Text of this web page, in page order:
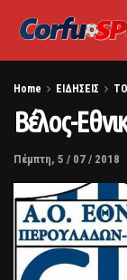
Home ΕΙΔΗΣΕΙΣ
Βέλος-
Πέμπτη, 5 / 07 / 2018